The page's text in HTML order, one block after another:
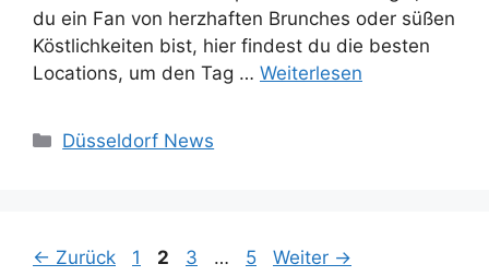
du ein Fan von herzhaften Brunches oder süßen
Köstlichkeiten bist, hier findest du die besten
Locations, um den Tag … Weiterlesen
Kategorien
Düsseldorf News
← Zurück Seite
1 Seite
2 Seite
3 … Seite
5 Weiter →